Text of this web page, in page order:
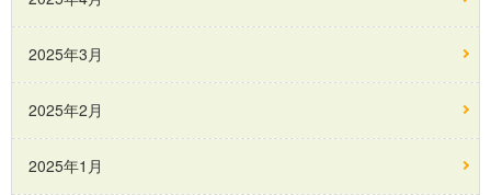
2025年3月
2025年2月
2025年1月